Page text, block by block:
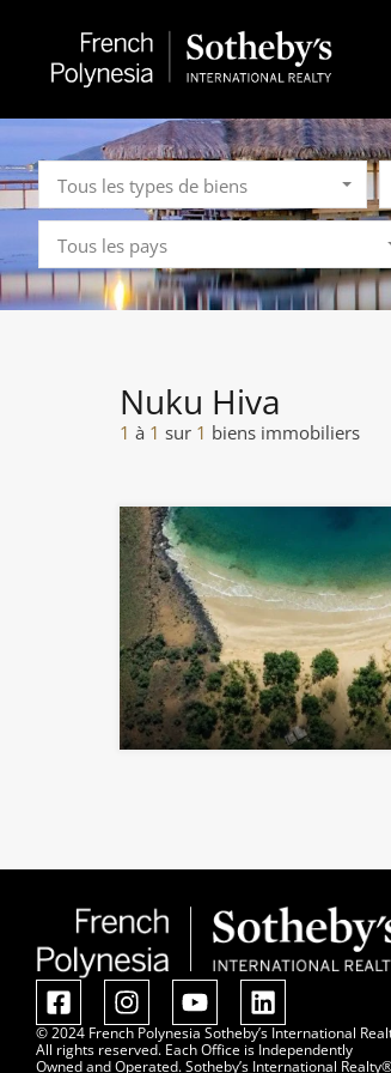
Tous les types de biens
Tous les pays
Nuku Hiva
1 à 1 sur 1 biens immobiliers
© 2024 French Polynesia Sotheby’s International
All rights reserved. Each Office is Independently
Owned and Operated. Sotheby’s International